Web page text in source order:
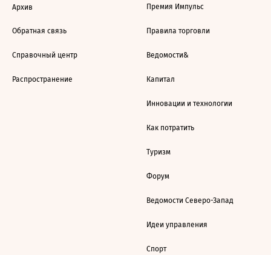
Архив
Обратная связь
Справочный центр
Распространение
Премия Импульс
Правила торговли
Ведомости&
Капитал
Инновации и технологии
Как потратить
Туризм
Форум
Ведомости Северо-Запад
Идеи управления
Спорт